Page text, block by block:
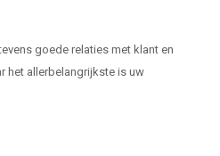
goede relaties met klant en
het allerbelangrijkste is uw